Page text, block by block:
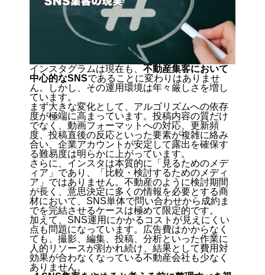
インスタグラムは現在も、 不動産集客において
中心的なSNSであることに変わりはありませ
ん。しかし、その運用環境は年々厳しさを増し
ています。
まず大きな変化として、アルゴリズムへの依存
度が極端に高まっています。投稿内容の質だけ
でなく、動画フォーマットへの対応、更新頻
度、投稿直後の反応といった要素が複雑に絡み
合い、企業アカウントが安定して露出を確保す
る難易度は明らかに上がっています。
さらに、インスタは本質的に「見るためのメデ
ィア」であり、「比較・検討するためのメディ
ア」ではありません。不動産のように検討期間
が長く、意思決定に多くの情報を必要とする商
材において、SNS単体で問い合わせから成約ま
でを完結させるケースは極めて限定的です。
加えて、SNS運用にかかるコストが見えにくい
点も問題になっています。
広告費はかからなく
ても、撮影、編集、投稿、分析といった作業に
人的リソースが割かれ続け、結果として費用対
効果が合わなくなっている不動産会社も少なく
ありません。